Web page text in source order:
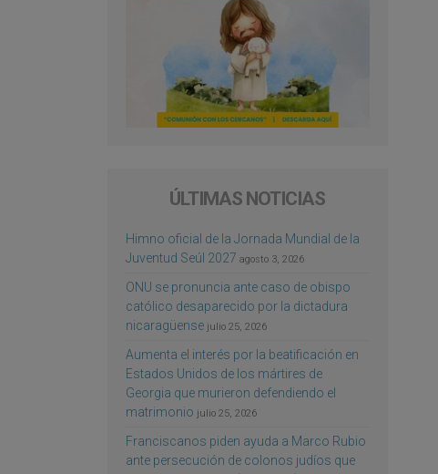
ÚLTIMAS NOTICIAS
Himno oficial de la Jornada Mundial de la
Juventud Seúl 2027 agosto 3, 2026
ONU se pronuncia ante caso de obispo
católico desaparecido por la dictadura
nicaragüense julio 25, 2026
Aumenta el interés por la beatificación en
Estados Unidos de los mártires de
Georgia que murieron defendiendo el
matrimonio julio 25, 2026
Franciscanos piden ayuda a Marco Rubio
ante persecución de colonos judíos que